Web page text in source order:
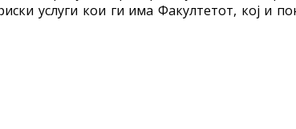
услуги кои ги има Факултетот, кој и